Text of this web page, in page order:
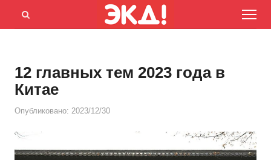
Menu
Открыть
12 главных тем 2023 года в
Китае
Опубликовано: 2023/12/30